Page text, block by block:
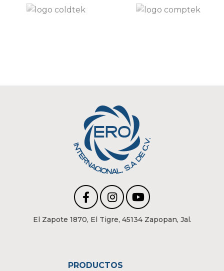
El Zapote 1870, El Tigre, 45134 Zapopan, Jal.
PRODUCTOS